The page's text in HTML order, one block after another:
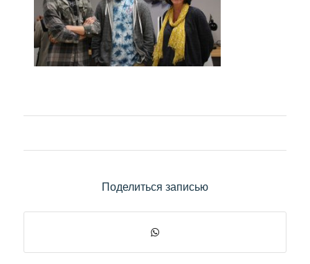
Поделиться записью